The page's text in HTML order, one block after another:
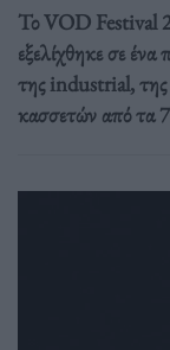
Το VOD Festival
εξελίχθηκε σε
της industrial,
κασσετών από τα